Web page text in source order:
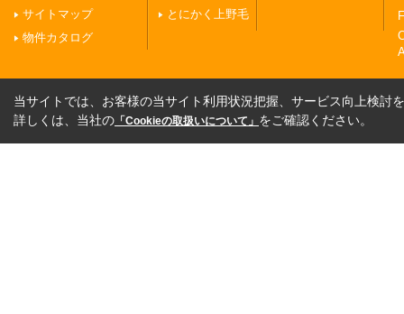
サイトマップ
物件カタログ
とにかく上野毛
当サイトでは、お客様の当サイト利用状況把握、サービス向上検討
詳しくは、当社の 「Cookieの取扱いについて」 をご確認ください。